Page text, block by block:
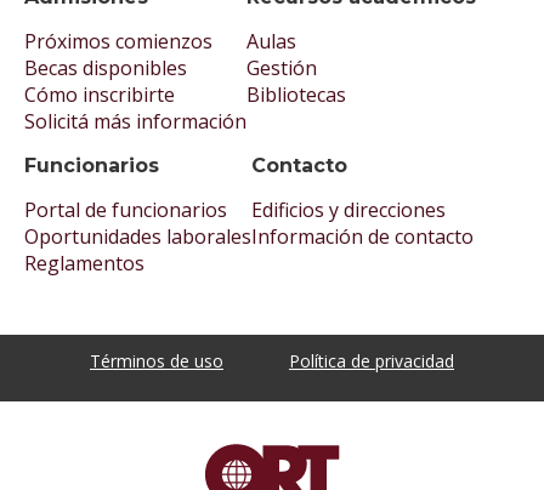
Próximos comienzos
Becas disponibles
Cómo inscribirte
Solicitá más información
Aulas
Gestión
Bibliotecas
Funcionarios
Portal de funcionarios
Oportunidades laborales
Reglamentos
Contacto
Edificios y direcciones
Información de contacto
Términos de uso Política de privacidad